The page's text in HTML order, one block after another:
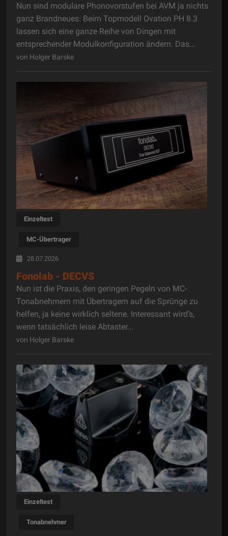
Nun sind modulare Phonovorstufen bei AVM ja nichts
ganz Brandneues: Beim Topmodell Ovation PH 8.3
lassen sich eine ganze Reihe von Dingen mit
entsprechender Modulkonfiguration ändern. Das...
von Holger Barske
Einzeltest
MC-Übertrager
28.07.2026
Fonolab - DECVS
Nun ist die Praxis, den geringen Pegeln von MC-
Tonabnehmern mit Übertragern auf die Sprünge zu
helfen, ja keine wirklich seltene. Interessant wird‘s,
wenn tatsächlich leise Abtaster...
von Holger Barske
Einzeltest
Tonabnehmer